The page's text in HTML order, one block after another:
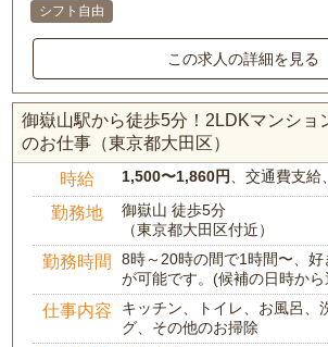
シフト自由
この求人の詳細を見る
御嶽山駅から徒歩5分！2LDKマンショ
のお仕事（東京都大田区）
時給 1,500〜1,860円、交通費支給
勤務地
御嶽山 徒歩5分
（東京都大田区付近）
勤務時間
8時～20時の間で1時間〜、好
が可能です。(候補の日時から
仕事内容
キッチン、トイレ、お風呂、
グ、その他のお掃除